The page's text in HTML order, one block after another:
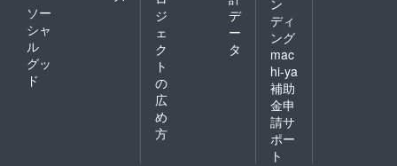
ソー
シャ
ル
グッ
ド
ジ
ェ
ク
ト
の
広
め
方
デ
ー
タ
ン
ディ
ング
mac
hi-ya
補助
金申
請サ
ポー
ト